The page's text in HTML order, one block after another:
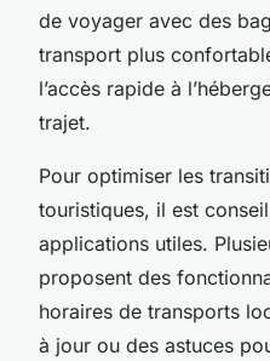
de voyager avec des
transport plus
l’accès rapide à
trajet.
Pour optimiser les
touristiques, il est
applications utiles.
proposent des
horaires de transports
à jour ou des astuces